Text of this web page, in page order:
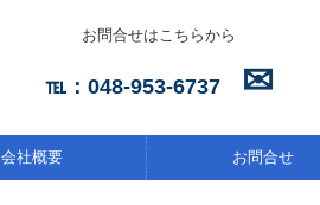
お問合せはこちらから
℡： 048-953-6737 ✉
会社概要 お問合せ